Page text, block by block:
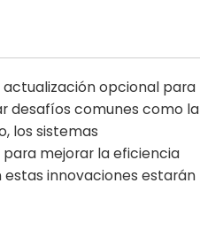
opcional para
desafíos comunes como la
los sistemas
mejorar la eficiencia
innovaciones estarán